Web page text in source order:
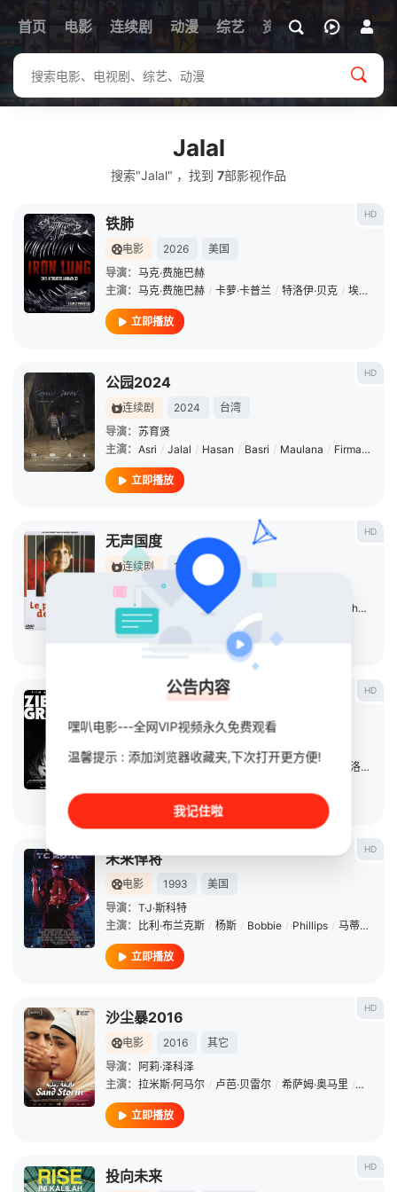
首页 电影 连续剧 动漫 综艺 资讯
Jalal
搜索"Jalal" ，找到 7部影视作品
HD
铁肺
电影 2026
美国
导演： 马克·费施巴赫
主演： 马克·费施巴赫 / 卡萝·卡普兰 / 特洛伊·贝克 / 埃尔希·洛夫洛克
立即播放
HD
公园2024
连续剧 2024
台湾
导演： 苏育贤
主演： Asri / Jalal / Hasan / Basri / Maulana / Firmansyah
立即播放
HD
无声国度
连续剧 1992
其它
导演：
尼古拉·菲利伯特
主演：Jean-Claude Poulain Anh /
立即播放
HD
电影 2023 波兰 德国
导演：阿格涅丝卡·霍兰
主演： Jalal / Altawil / 玛雅·奥丝塔泽斯卡 / 托马斯·洛索
立即播放
HD
未来悍将
电影 1993
美国
导演： T·J·斯科特
主演：
比利·布兰克斯 / 杨斯 / Bobbie / Phillips / 马蒂亚斯·休斯
立即播放
HD
沙尘暴2016
电影 2016
其它
导演： 阿莉·泽科泽
主演： 拉米斯·阿马尔 / 卢芭·贝雷尔 / 希萨姆·奥马里 / Khadija
立即播放
HD
投向未来
公告内容
嘿叭电影---全网VIP视频永久免费观看
温馨提示 : 添加浏览器收藏夹,下次打开更方便!
我记住啦